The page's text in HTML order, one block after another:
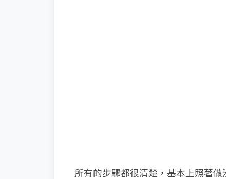
所有的步驟都很清楚，基本上照著